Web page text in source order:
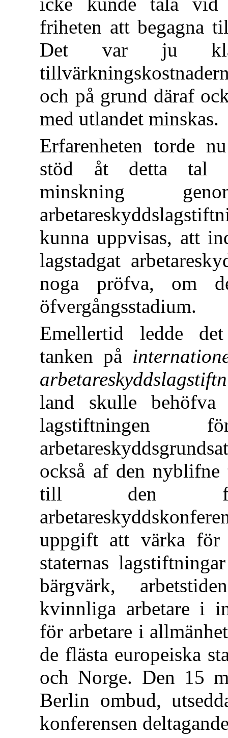
friheten att begagna
Det var ju
och på grund däraf
med utlandet minskas.
Erfarenheten torde
stöd åt detta tal
minskning
kunna uppvisas, att
lagstadgat
noga pröfva, om
öfvergångsstadium.
Emellertid ledde det
tanken på
land skulle
lagstiftningen
också af den nyblifne
till den
uppgift att värka för
staternas
bärgvärk,
kvinnliga arbetare i
för arbetare i
de flästa europeiska
och Norge. Den 15
Berlin ombud,
konferensen